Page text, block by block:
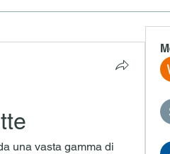
una vasta gamma di